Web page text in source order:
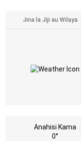
Anahisi Kama
0°